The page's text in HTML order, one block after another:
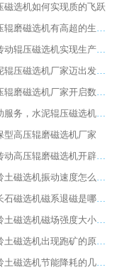
磁选机如何实现质的飞跃
高压辊磨磁选机有高超的生产技术
单传动辊压磁选机实现生产新思路改革
水泥辊压磁选机厂家迈出发展新步伐
高压辊磨磁选机厂家开启数字转型生产
借助服务，水泥辊压磁选机厂家不断发展壮大
型高压辊磨磁选机厂家
单传动高压辊磨磁选机开辟新的发展思路
高岭土磁选机振动速度怎么调节
钾长石磁选机磁系退磁是哪些原因导致的
高岭土磁选机磁场强度大小的选择
高岭土磁选机出现跑矿的原因有哪些
高岭土磁选机节能降耗的几方面要点